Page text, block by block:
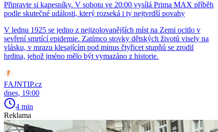
Připravte si kapesníky. V sobotu ve 20:00 vysílá Prima MAX příběh
podle skutečné události, který rozseká i ty nejtvrdší povahy
V lednu 1925 se jedno z nejizolovanějších míst na Zemi ocitlo v
sevření smrtící epidemie. Zatímco stovky dětských životů visely na
vlásku, v mrazu klesajícím pod minus čtyřicet stupňů se zrodil
hrdina, jehož jméno mělo být vymazáno z historie.
FAJNTIP.cz
dnes, 19:00
4 min
Reklama